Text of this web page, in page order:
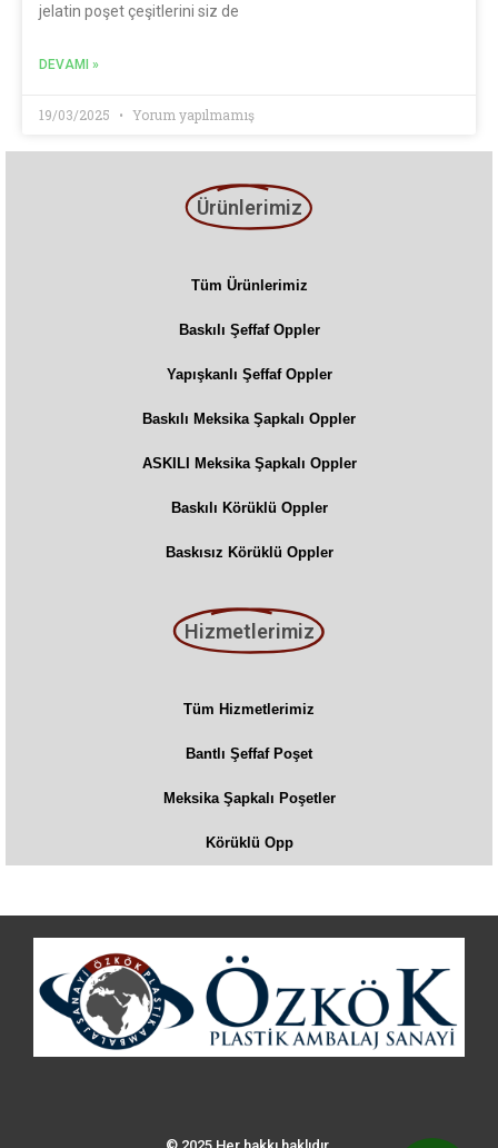
jelatin poşet çeşitlerini siz de
DEVAMI »
19/03/2025 Yorum yapılmamış
Ürünlerimiz
Tüm Ürünlerimiz
Baskılı Şeffaf Oppler
Yapışkanlı Şeffaf Oppler
Baskılı Meksika Şapkalı Oppler
ASKILI Meksika Şapkalı Oppler
Baskılı Körüklü Oppler
Baskısız Körüklü Oppler
Hizmetlerimiz
Tüm Hizmetlerimiz
Bantlı Şeffaf Poşet
Meksika Şapkalı Poşetler
Körüklü Opp